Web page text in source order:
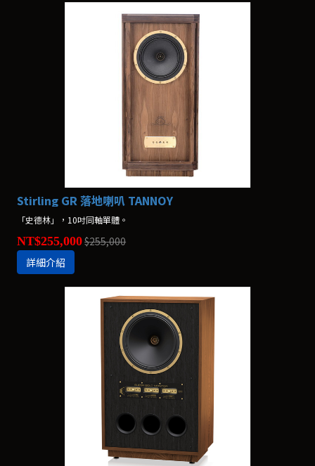
Stirling GR 落地喇叭 TANNOY
「史德林」，10吋同軸單體。
NT$255,000$255,000
詳細介紹